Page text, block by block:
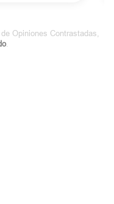
Opiniones Contrastadas,
.